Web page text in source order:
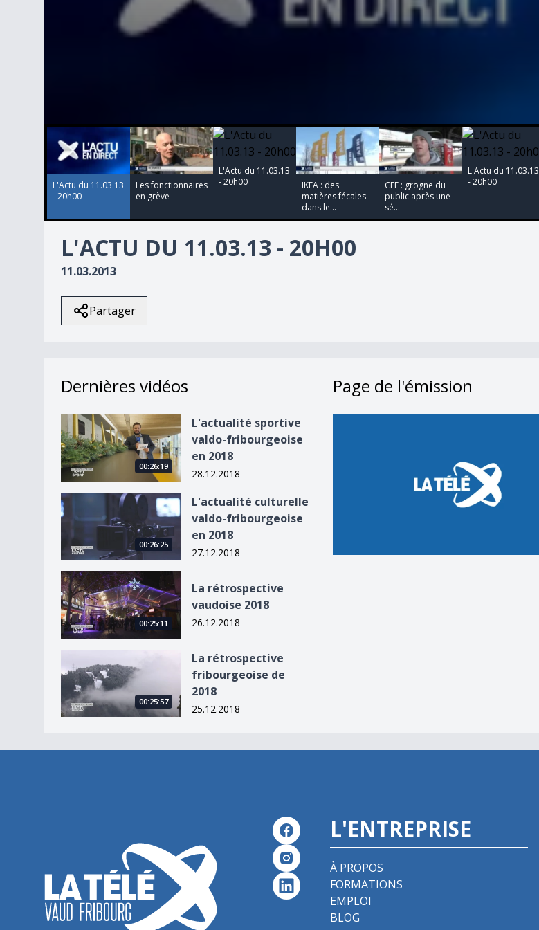
0
seconds
secondsVolume
90%
L'Actu du 11.03.13
- 20h00
Les fonctionnaires
en grève
L'Actu du 11.03.13
- 20h00
IKEA : des
matières fécales
dans le...
CFF : grogne du
public après une
sé...
L'Actu du 11.03.13
- 20h00
L'ACTU DU 11.03.13 - 20H00
11.03.2013
Partager
Dernières vidéos
L&#039;actualité sportive valdo-fribourgeoise en 2018
00:26:19
L'actualité sportive
valdo-fribourgeoise
en 2018
28.12.2018
L&#039;actualité culturelle valdo-fribourgeoise en 2018
00:26:25
L'actualité culturelle
valdo-fribourgeoise
en 2018
27.12.2018
La rétrospective vaudoise 2018
00:25:11
La rétrospective
vaudoise 2018
26.12.2018
La rétrospective fribourgeoise de 2018
00:25:57
La rétrospective
fribourgeoise de
2018
25.12.2018
Page de l'émission
L'ENTREPRISE
À PROPOS
FORMATIONS
EMPLOI
BLOG